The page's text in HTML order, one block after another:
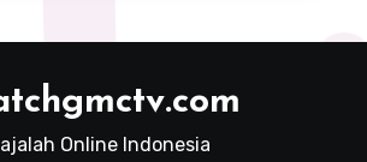
Online Indonesia